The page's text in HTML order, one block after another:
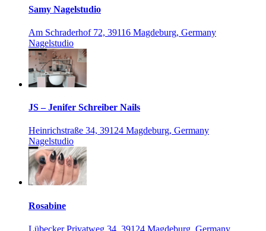
Samy Nagelstudio
Am Schraderhof 72, 39116 Magdeburg, Germany
Nagelstudio
JS – Jenifer Schreiber Nails
Heinrichstraße 34, 39124 Magdeburg, Germany
Nagelstudio
Rosabine
Lübecker Privatweg 34, 39124 Magdeburg, Germany